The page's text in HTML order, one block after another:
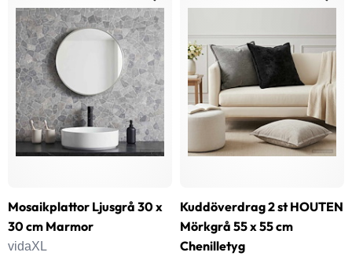
Mosaikplattor Ljusgrå 30 x
30 cm Marmor
vidaXL
Kuddöverdrag 2 st HOUTEN
Mörkgrå 55 x 55 cm
Chenilletyg